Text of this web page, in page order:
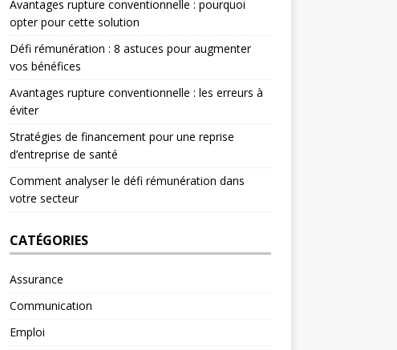
Avantages rupture conventionnelle : pourquoi
opter pour cette solution
Défi rémunération : 8 astuces pour augmenter
vos bénéfices
Avantages rupture conventionnelle : les erreurs à
éviter
Stratégies de financement pour une reprise
d’entreprise de santé
Comment analyser le défi rémunération dans
votre secteur
CATÉGORIES
Assurance
Communication
Emploi